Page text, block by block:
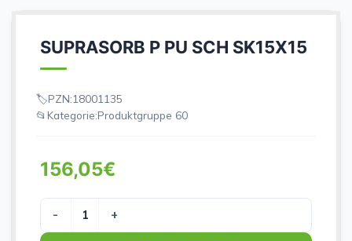
SUPRASORB P PU SCH SK15X15
PZN:18001135
Kategorie:Produktgruppe 60
156,05€
SUPRASORB P PU SCH SK15X15 Menge